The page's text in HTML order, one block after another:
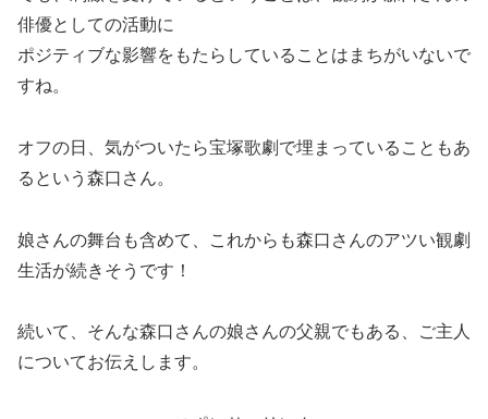
俳優としての活動に
ポジティブな影響をもたらしていることはまちがいないで
すね。
オフの日、気がついたら宝塚歌劇で埋まっていることもあ
るという森口さん。
娘さんの舞台も含めて、これからも森口さんのアツい観劇
生活が続きそうです！
続いて、そんな森口さんの娘さんの父親でもある、ご主人
についてお伝えします。